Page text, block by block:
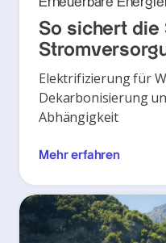
So sichert die
Elektrifizierung für
Dekarbonisierung
Abhängigkeit
Mehr erfahren